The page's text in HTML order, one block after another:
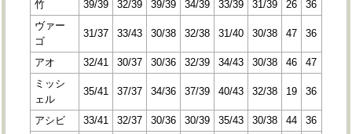
竹
39/39 32/39 39/39 34/39 33/39 31/39 26
36
ヴァー
ゴ
31/37 33/43 30/38 32/38 31/40 30/38 47 36
アオ 32/41 30/37 30/36 32/39 34/43 30/38 46
47
ミッシ
ェル
35/41 37/37 34/36 37/39 40/43 32/38 19 36
アシビ 33/41 32/37 30/36 30/39 35/43 30/38 44
36